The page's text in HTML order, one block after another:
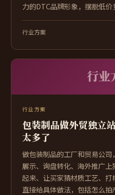
力的DTC品牌形象，摆脱低价
行业方案
行业
行业方案
包装制品做外贸独立
太多了
做包装制品的工厂和贸易公
展示、询盘转化、海外推广
起来、让买家猜材质工艺、
直接给具体做法，包括怎么